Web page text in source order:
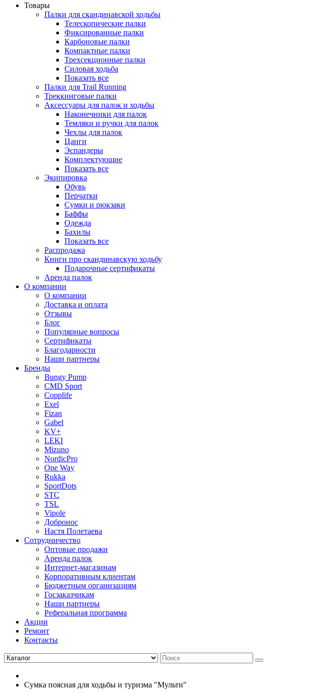
Товары
Палки для скандинавской ходьбы
Телескопические палки
Фиксированные палки
Карбоновые палки
Компактные палки
Трехсекционные палки
Силовая ходьба
Показать все
Палки для Trail Running
Треккинговые палки
Аксессуары для палок и ходьбы
Наконечники для палок
Темляки и ручки для палок
Чехлы для палок
Цанги
Эспандеры
Комплектующие
Показать все
Экипировка
Обувь
Перчатки
Сумки и рюкзаки
Баффы
Одежда
Бахилы
Показать все
Распродажа
Книги про скандинавскую ходьбу
Подарочные сертификаты
Аренда палок
О компании
О компании
Доставка и оплата
Отзывы
Блог
Популярные вопросы
Сертификаты
Благодарности
Наши партнеры
Бренды
Bungy Pump
CMD Sport
Copplife
Exel
Fizan
Gabel
KV+
LEKI
Mizuno
NordicPro
One Way
Rukka
SportDots
STC
TSL
Vipole
Добронос
Настя Полетаева
Сотрудничество
Оптовые продажи
Аренда палок
Интернет-магазинам
Корпоративным клиентам
Бюджетным организациям
Госзаказчикам
Наши партнеры
Реферальная программа
Акции
Ремонт
Контакты
Сумка поясная для ходьбы и туризма "Мульти"